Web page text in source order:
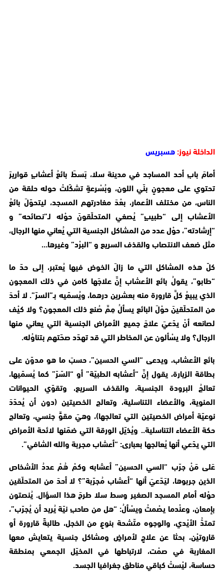
الداخلة نيوز:هسبريس
أمامَ بابِ أحد المساجد في مدينة سلا، بَسطَ بائعُ أعشابٍ قواريرَ
تحتوي على معجونٍ بنّي اللون، وبُسْرعةٍ تشكّلتْ حوله حلقة من
الناس، من مختلف الأعمار، بعْدَ مغادرتهم المسجد، ليتحوّلَ بائعُ
الأعشاب إلى “طبيبٍ” يُصغي المتحلّقونَ حوْله لـ”نصائحه” و
“إرشادته”، حوْل عدد من المشاكل الجنسية التي يُعاني منها الرجال،
مثل ضعف الانتصاب والقذف السريع و “البرْد” وغيرها…
كلّ هذه المشاكل التي ما زالَ الخوض فيها يُعتبر، إلى حدّ ما
“طابو”، يقولُ بائع الأعشاب إنَّ علاجَها كامن في ذلك المعجون
الذي يبيعُ كلَّ قارورة منه بعشرين درهما، ويُسمّيه بـ”السرّ”. لا أحدَ
من المتحلّقينَ حوْلَ البائع يسألُ مِمَّ صُنع ذلك المعجون؟ ولا كيْف
لصانعه أنْ يدّعيَ علاجَ جميع الأمراض الجنسية التي يعاني منها
الرجال؟ ولا يسْألون عن المخاطر التي قد تهدّد صحّتهم بتناوُله.
بائع الأعشاب، ويدعى “السي الحسين”، حسبَ ما هو مدوّن على
بطاقة الزيارة، يقول إنَّ “أعشابه الطبيّة” أو “السّرّ” كما يُسمّيها،
تعالجُ البرودة الجنسية، والقذف السريع، وتقوّي الحيوانات
المنوية، والأعضاء التناسلية، وتعالج الخصيتين (دون أن يُحدّدَ
نوعيّة أمراض الخصيتين التي تعالجها)، وهيَ مقوٍّ جنسي، وتعالج
حكة الأعضاء التناسلية.. ويُذيّل الورقة التي ضمّنها لائحة الأمراض
التي يدّعي أنها يُعالجها بعبارى: “أعشاب مجربة والله الشافي”.
عَلى مَنْ جرّب “السي الحسين” أعشابه وكمْ هُمْ عددُ الأشخاص
الذين جربوها، ليَدّعيَ أنها “أعشاب مُجرّبة”؟ لا أحدَ من المتحلّقين
حوْله أمام المسجد الصغير وسط سلا طرحَ هذا السؤال. يُنصتون
بإمعان، وعنْدما يصْمتُ ويسْألُ: “هل من صاحبِ نيّة يُريد أن يُجرّب”،
تمتدُّ الأيْدي، والوجوه متّشحة بنوعٍ من الخجل، طالبةً قارورة أو
قاروتيْن، بحثا عن علاجٍ لأمراضٍ ومشاكل جنسية يتعايش معها
المغاربة في صمْت، لارتباطها في المخيّل الجمعي بمنطقة
حساسة، ليْستْ كباقي مناطق جغرافيا الجسد.